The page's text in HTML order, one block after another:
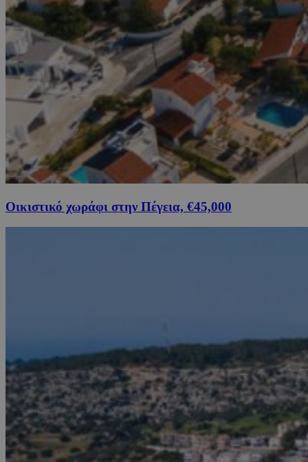
Οικιστικό χωράφι στην Πέγεια, €45,000